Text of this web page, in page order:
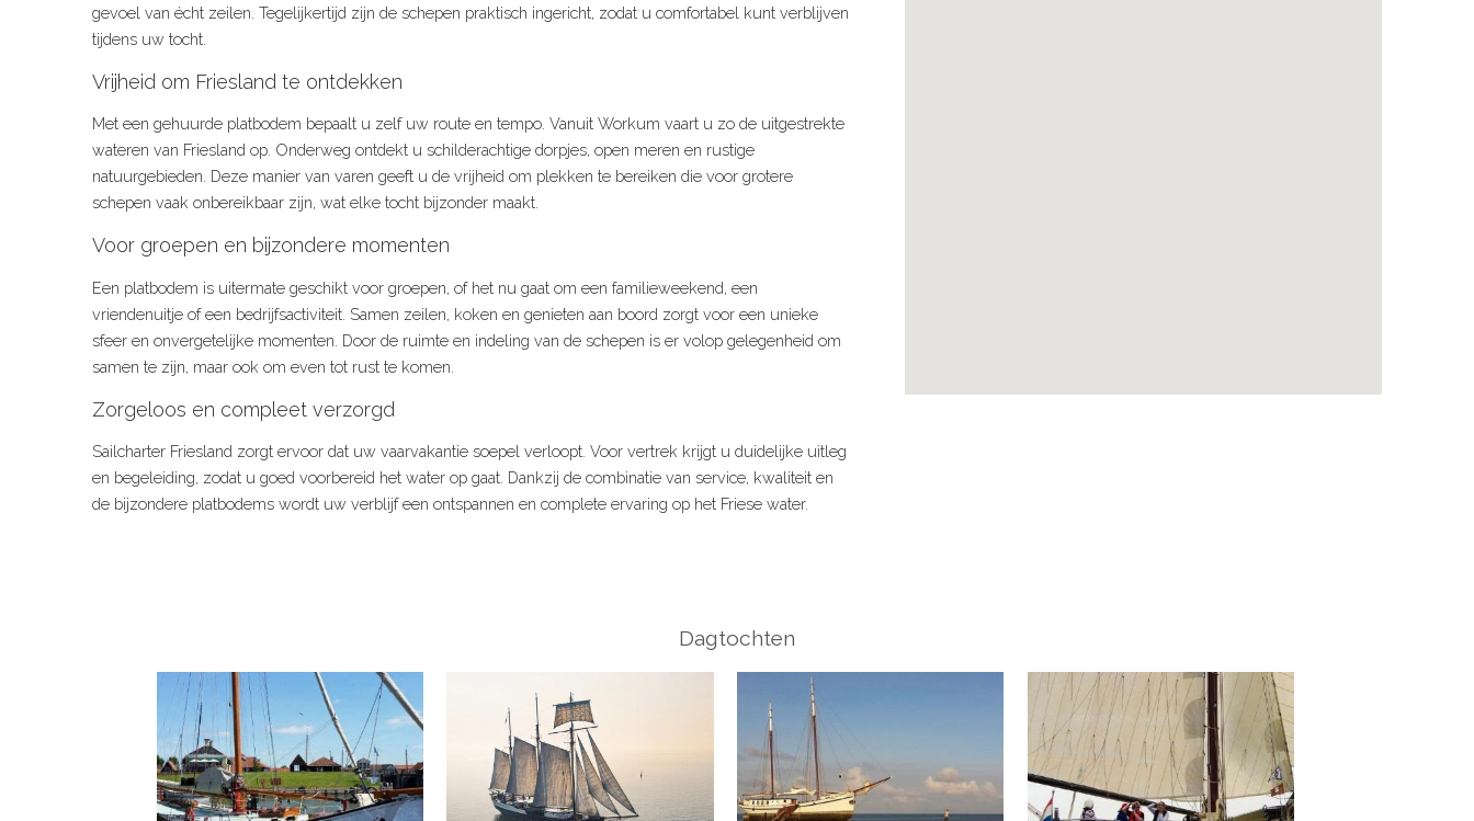
gevoel van écht zeilen. Tegelijkertijd zijn de schepen praktisch ingericht, zodat u comfortabel kunt verblijven
tijdens uw tocht.
Vrijheid om Friesland te ontdekken
Met een gehuurde platbodem bepaalt u zelf uw route en tempo. Vanuit Workum vaart u zo de uitgestrekte
wateren van Friesland op. Onderweg ontdekt u schilderachtige dorpjes, open meren en rustige
natuurgebieden. Deze manier van varen geeft u de vrijheid om plekken te bereiken die voor grotere
schepen vaak onbereikbaar zijn, wat elke tocht bijzonder maakt.
Voor groepen en bijzondere momenten
Een platbodem is uitermate geschikt voor groepen, of het nu gaat om een familieweekend, een
vriendenuitje of een bedrijfsactiviteit. Samen zeilen, koken en genieten aan boord zorgt voor een unieke
sfeer en onvergetelijke momenten. Door de ruimte en indeling van de schepen is er volop gelegenheid om
samen te zijn, maar ook om even tot rust te komen.
Zorgeloos en compleet verzorgd
Sailcharter Friesland zorgt ervoor dat uw vaarvakantie soepel verloopt. Voor vertrek krijgt u duidelijke uitleg
en begeleiding, zodat u goed voorbereid het water op gaat. Dankzij de combinatie van service, kwaliteit en
de bijzondere platbodems wordt uw verblijf een ontspannen en complete ervaring op het Friese water.
Dagtochten